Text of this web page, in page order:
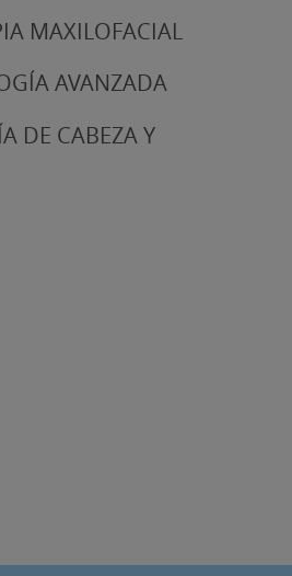
MAXILOFACIAL
AVANZADA
DE CABEZA Y